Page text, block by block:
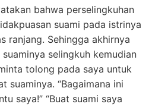
bahwa perselingkuhan
suami pada istrinya
ranjang. Sehingga akhirnya
selingkuh kemudian
tolong pada saya untuk
suaminya. “Bagaimana ini
saya!” “Buat suami saya